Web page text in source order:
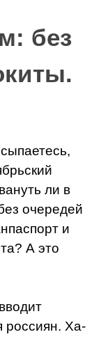
без
ли в
очередей
и
А это
россиян. Ха-